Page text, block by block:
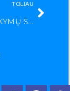
TOLIAU
UAB „MOKYMŲ SPEKTRAS“